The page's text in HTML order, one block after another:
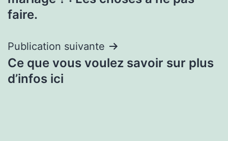
faire.
Publication suivante
Ce que vous voulez savoir sur plus
d’infos ici